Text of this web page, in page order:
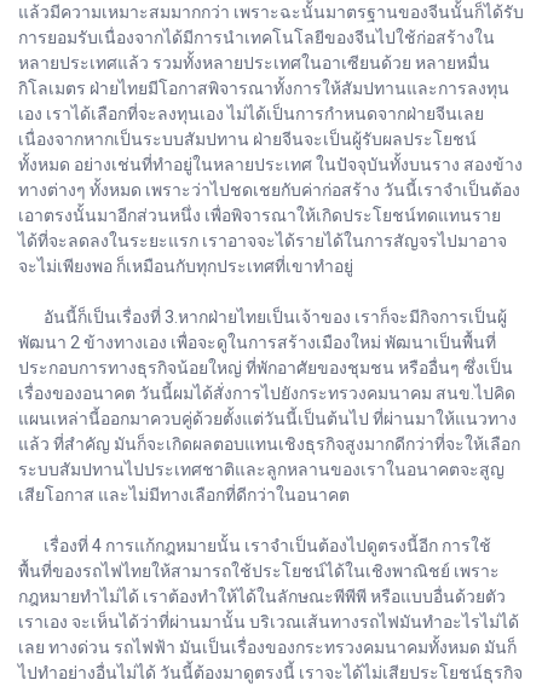
แล้วมีความเหมาะสมมากกว่า เพราะฉะนั้นมาตรฐานของจีนนั้นก็ได้รับ
การยอมรับเนื่องจากได้มีการนำเทคโนโลยีของจีนไปใช้ก่อสร้างใน
หลายประเทศแล้ว รวมทั้งหลายประเทศในอาเซียนด้วย หลายหมื่น
กิโลเมตร ฝ่ายไทยมีโอกาสพิจารณาทั้งการให้สัมปทานและการลงทุน
เอง เราได้เลือกที่จะลงทุนเอง ไม่ได้เป็นการกำหนดจากฝ่ายจีนเลย
เนื่องจากหากเป็นระบบสัมปทาน ฝ่ายจีนจะเป็นผู้รับผลประโยชน์
ทั้งหมด อย่างเช่นที่ทำอยู่ในหลายประเทศ ในปัจจุบันทั้งบนราง สองข้าง
ทางต่างๆ ทั้งหมด เพราะว่าไปชดเชยกับค่าก่อสร้าง วันนี้เราจำเป็นต้อง
เอาตรงนั้นมาอีกส่วนหนึ่ง เพื่อพิจารณาให้เกิดประโยชน์ทดแทนราย
ได้ที่จะลดลงในระยะแรก เราอาจจะได้รายได้ในการสัญจรไปมาอาจ
จะไม่เพียงพอ ก็เหมือนกับทุกประเทศที่เขาทำอยู่
อันนี้ก็เป็นเรื่องที่ 3.หากฝ่ายไทยเป็นเจ้าของ เราก็จะมีกิจการเป็นผู้
พัฒนา 2 ข้างทางเอง เพื่อจะดูในการสร้างเมืองใหม่ พัฒนาเป็นพื้นที่
ประกอบการทางธุรกิจน้อยใหญ่ ที่พักอาศัยของชุมชน หรืออื่นๆ ซึ่งเป็น
เรื่องของอนาคต วันนี้ผมได้สั่งการไปยังกระทรวงคมนาคม สนข.ไปคิด
แผนเหล่านี้ออกมาควบคู่ด้วยตั้งแต่วันนี้เป็นต้นไป ที่ผ่านมาให้แนวทาง
แล้ว ที่สำคัญ มันก็จะเกิดผลตอบแทนเชิงธุรกิจสูงมากดีกว่าที่จะให้เลือก
ระบบสัมปทานไปประเทศชาติและลูกหลานของเราในอนาคตจะสูญ
เสียโอกาส และไม่มีทางเลือกที่ดีกว่าในอนาคต
เรื่องที่ 4 การแก้กฎหมายนั้น เราจำเป็นต้องไปดูตรงนี้อีก การใช้
พื้นที่ของรถไฟไทยให้สามารถใช้ประโยชน์ได้ในเชิงพาณิชย์ เพราะ
กฎหมายทำไม่ได้ เราต้องทำให้ได้ในลักษณะพีพีพี หรือแบบอื่นด้วยตัว
เราเอง จะเห็นได้ว่าที่ผ่านมานั้น บริเวณเส้นทางรถไฟมันทำอะไรไม่ได้
เลย ทางด่วน รถไฟฟ้า มันเป็นเรื่องของกระทรวงคมนาคมทั้งหมด มันก็
ไปทำอย่างอื่นไม่ได้ วันนี้ต้องมาดูตรงนี้ เราจะได้ไม่เสียประโยชน์ธุรกิจ